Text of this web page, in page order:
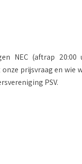
NEC (aftrap
prijsvraag en wie
PSV.